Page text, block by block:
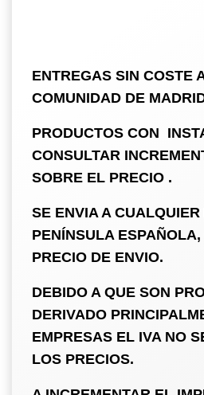
ENTREGAS SIN COSTE
COMUNIDAD DE
PRODUCTOS CON
CONSULTAR
SOBRE EL PRECIO .
SE ENVIA A
PENÍNSULA
PRECIO DE ENVIO.
DEBIDO A QUE SON
DERIVADO
EMPRESAS EL IVA NO
LOS PRECIOS.